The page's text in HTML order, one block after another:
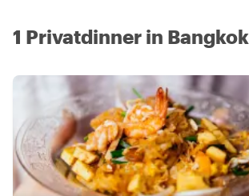
1 Privatdinner in Bangkok